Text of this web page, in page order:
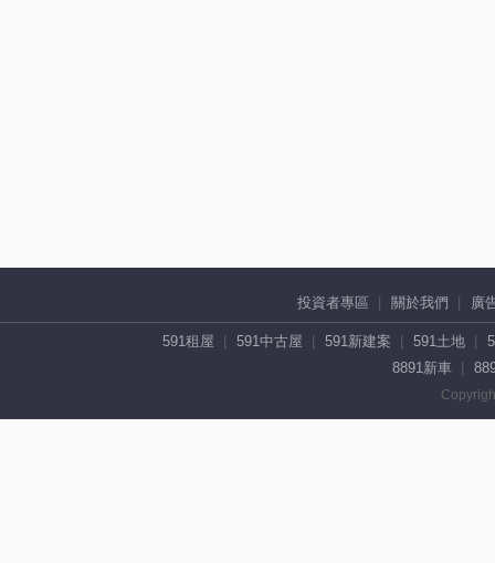
投資者專區 關於我們 廣
591租屋 591中古屋 591新建案 591土地
8891新車